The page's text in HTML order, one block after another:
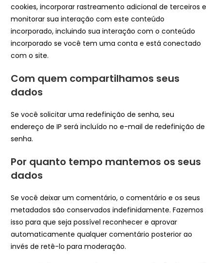
cookies, incorporar rastreamento adicional de terceiros e
monitorar sua interação com este conteúdo
incorporado, incluindo sua interação com o conteúdo
incorporado se você tem uma conta e está conectado
com o site.
Com quem compartilhamos seus
dados
Se você solicitar uma redefinição de senha, seu
endereço de IP será incluído no e-mail de redefinição de
senha.
Por quanto tempo mantemos os seus
dados
Se você deixar um comentário, o comentário e os seus
metadados são conservados indefinidamente. Fazemos
isso para que seja possível reconhecer e aprovar
automaticamente qualquer comentário posterior ao
invés de retê-lo para moderação.